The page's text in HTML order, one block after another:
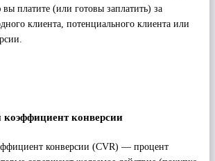
платите (или готовы заплатить) за
клиента, потенциального клиента или
коэффициент конверсии
конверсии (CVR) — процент